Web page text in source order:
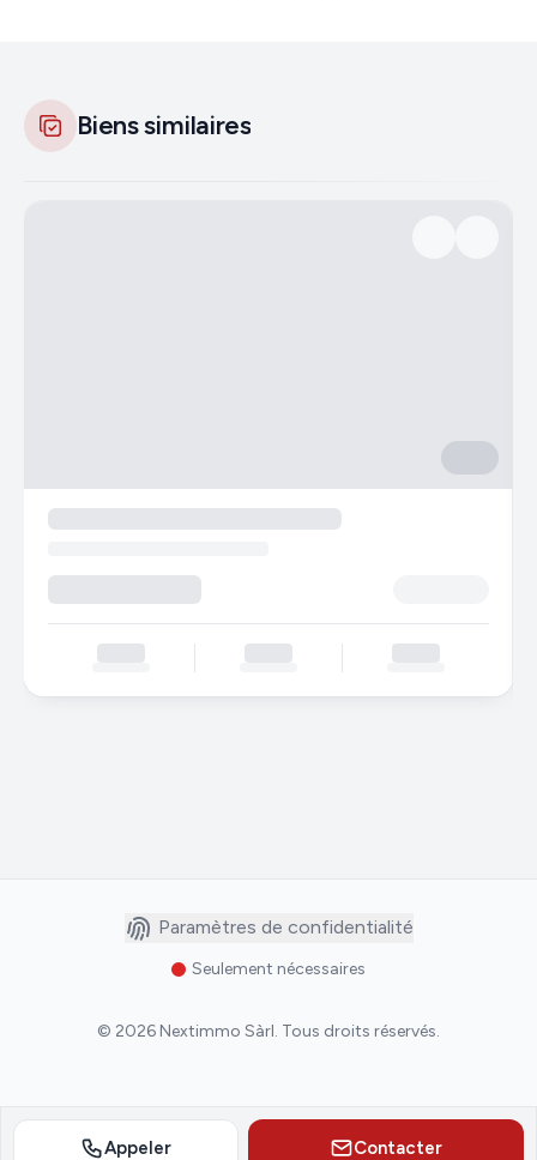
Appeler Contacter
Biens similaires
Paramètres de confidentialité
Seulement nécessaires
© 2026 Nextimmo Sàrl. Tous droits réservés.